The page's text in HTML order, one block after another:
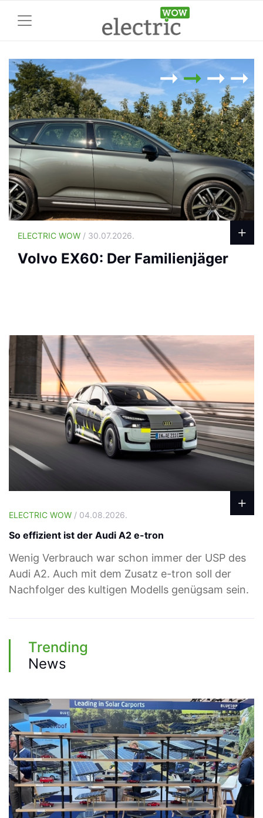
ELECTRIC WOW / 30.07.2026.
Volvo EX60: Der Familienjäger
ELECTRIC WOW / 04.08.2026.
So effizient ist der Audi A2 e-tron
Wenig Verbrauch war schon immer der USP des
Audi A2. Auch mit dem Zusatz e-tron soll der
Nachfolger des kultigen Modells genügsam sein.
Trending
News